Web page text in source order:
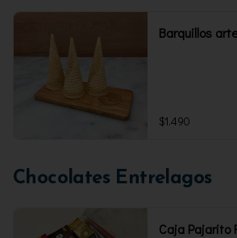
Barquillos
$1.490
Chocolates Entrelagos
Caja Pajarito